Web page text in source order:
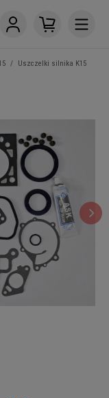
/ Uszczelki silnika K15